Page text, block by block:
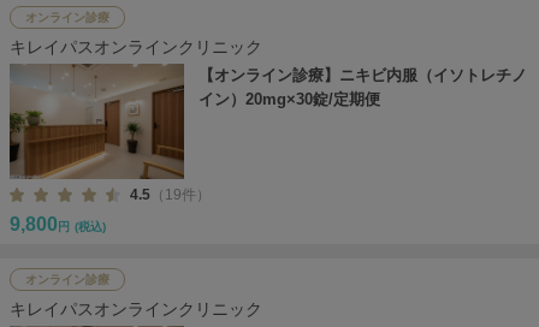
オンライン診療
キレイパスオンラインクリニック
【オンライン診療】ニキビ内服（イソトレチノ
イン）20mg×30錠/定期便
4.5 （19件）
9,800 円 (税込)
オンライン診療
キレイパスオンラインクリニック